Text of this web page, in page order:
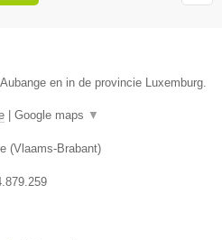
en in de provincie Luxemburg.
| Google maps ▼
(Vlaams-Brabant)